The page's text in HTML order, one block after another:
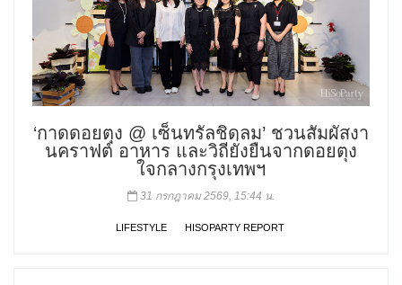
‘กาดดอยตุง @ เซ็นทรัลชิดลม’ ชวนสัมผัสงา
นคราฟต์ อาหาร และวิถียั่งยืนจากดอยตุง
ใจกลางกรุงเทพฯ
31 กรกฎาคม 2569, 15:44 น.
LIFESTYLE HISOPARTY REPORT